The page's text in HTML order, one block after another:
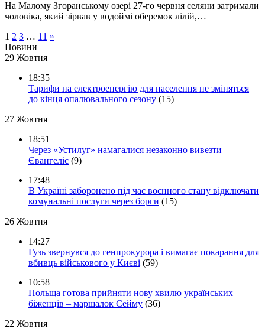
На Малому Згоранському озері 27-го червня селяни затримали
чоловіка, який зірвав у водоймі оберемок лілій,…
1 2 3 … 11 »
Новини
29 Жовтня
18:35
Тарифи на електроенергію для населення не зміняться
до кінця опалювального сезону (15)
27 Жовтня
18:51
Через «Устилуг» намагалися незаконно вивезти
Євангеліє (9)
17:48
В Україні заборонено під час воєнного стану відключати
комунальні послуги через борги (15)
26 Жовтня
14:27
Гузь звернувся до генпрокурора і вимагає покарання для
вбивць військового у Києві (59)
10:58
Польща готова прийняти нову хвилю українських
біженців – маршалок Сейму (36)
22 Жовтня